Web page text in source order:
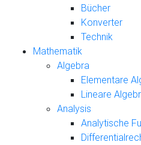
Bücher
Konverter
Technik
Mathematik
Algebra
Elementare
Lineare
Analysis
Analytische